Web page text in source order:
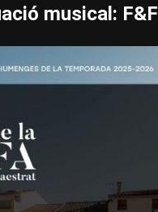
musical: F&F